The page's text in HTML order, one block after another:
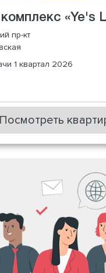
«Ye's
пр-кт
1 квартал 2026
Посмотреть